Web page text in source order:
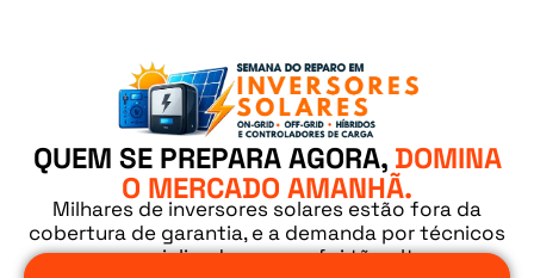
QUEM SE PREPARA AGORA, DOMINA
O MERCADO AMANHÃ.
Milhares de inversores solares estão fora da
cobertura de garantia, e a demanda por técnicos
especializados nunca foi tão alta.